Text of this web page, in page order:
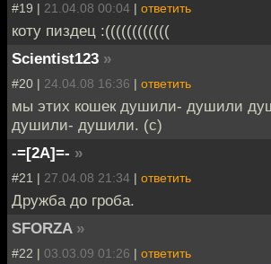
#19 | 21.04.08 00:04 | ответить
коту пиздец :((((((((((((
Scientist123 »
#20 | 24.04.08 16:36 | ответить
мы этих кошек душили- душили
душили- душили. (с)
-=[2A]=- »
#21 | 27.04.08 21:34 | ответить
Дружба до гроба.
SFORZA »
#22 | 03.03.09 01:26 | ответить